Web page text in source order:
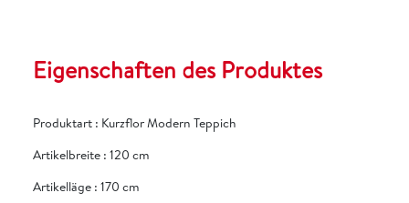
Eigenschaften des Produktes
Produktart : Kurzflor Modern Teppich
Artikelbreite : 120 cm
Artikelläge : 170 cm